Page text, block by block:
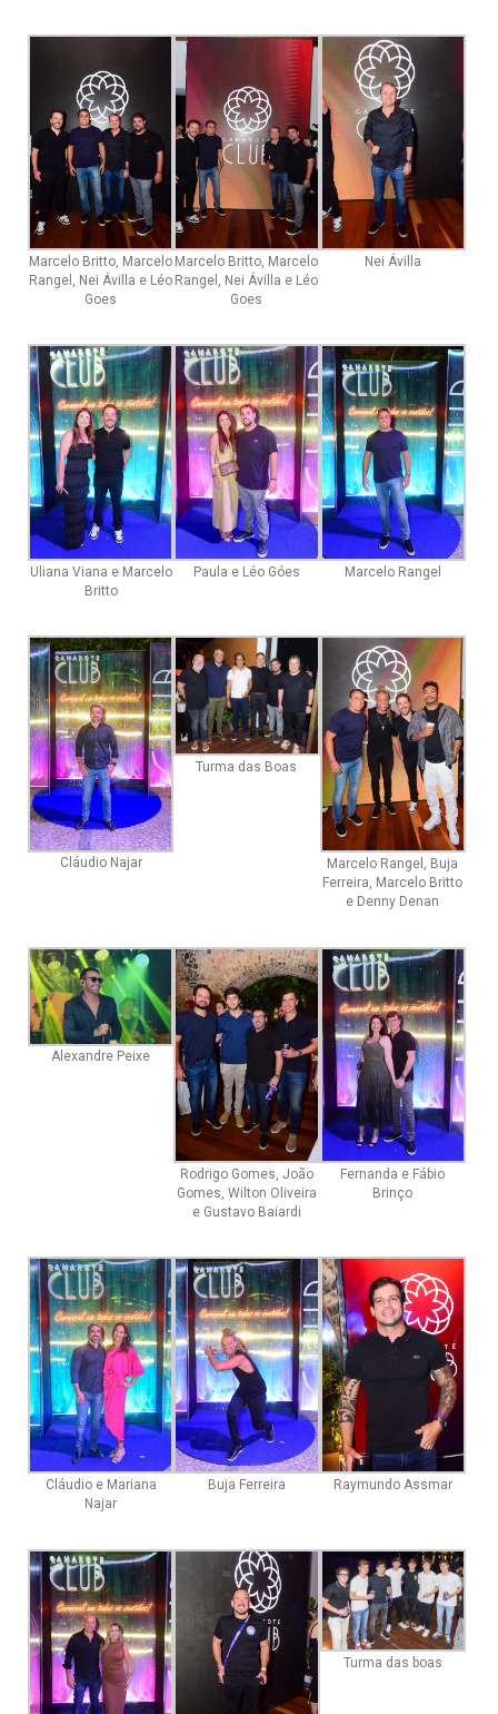
Marcelo Britto, Marcelo
Rangel, Nei Ávilla e Léo
Goes
Marcelo Britto, Marcelo
Rangel, Nei Ávilla e Léo
Goes
Nei Ávilla
Uliana Viana e Marcelo
Britto
Paula e Léo Góes Marcelo Rangel
Cláudio Najar
Turma das Boas
Marcelo Rangel, Buja
Ferreira, Marcelo Britto
e Denny Denan
Alexandre Peixe
Rodrigo Gomes, João
Gomes, Wilton Oliveira
e Gustavo Baiardi
Fernanda e Fábio
Brinço
Cláudio e Mariana
Najar
Buja Ferreira Raymundo Assmar
Turma das boas